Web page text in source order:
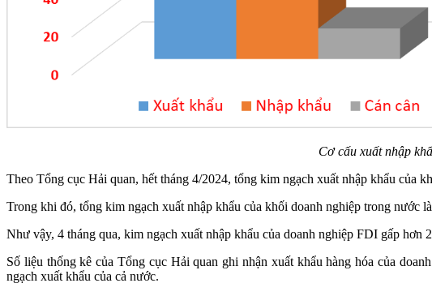
Cơ cấu xuất nhập
Theo Tổng cục Hải quan, hết tháng 4/2024, tổng kim ngạch xuất nhập khẩu
Trong khi đó, tổng kim ngạch xuất nhập khẩu của khối doanh nghiệp trong
Như vậy, 4 tháng qua, kim ngạch xuất nhập khẩu của doanh nghiệp FDI gấp hơn
Số liệu thống kê của Tổng cục Hải quan ghi nhận xuất khẩu hàng hóa của
ngạch xuất khẩu của cả nước.